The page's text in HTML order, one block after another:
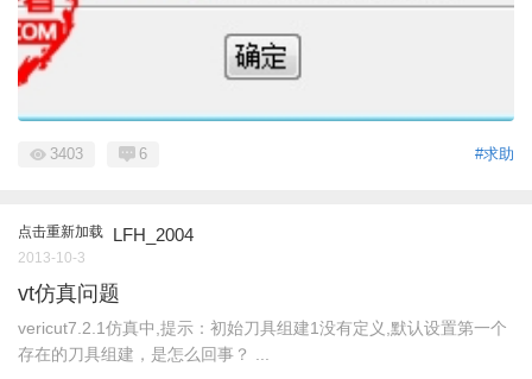
#求助
3403 6
点击重新加载 LFH_2004
2013-10-3
vt仿真问题
vericut7.2.1仿真中,提示：初始刀具组建1没有定义,默认设置第一个
存在的刀具组建，是怎么回事？ ...